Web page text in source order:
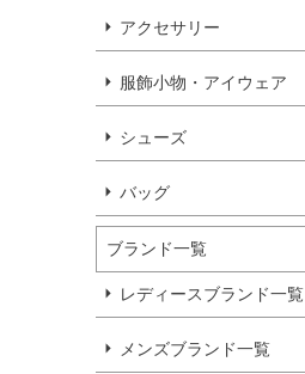
アクセサリー
服飾小物・アイウェア
シューズ
バッグ
ブランド一覧
レディースブランド一覧
メンズブランド一覧